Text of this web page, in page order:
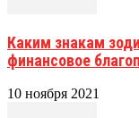
Каким знакам
финансовое
10 ноября 2021